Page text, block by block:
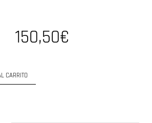
150,50€
CARRITO